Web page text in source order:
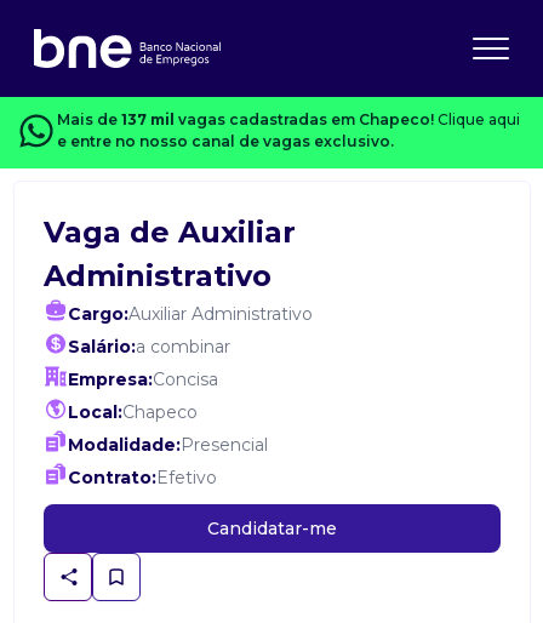
Mais de 137 mil vagas cadastradas em Chapeco! Clique aqui
e entre no nosso canal de vagas exclusivo.
Vaga de Auxiliar
Administrativo
Cargo:Auxiliar Administrativo
Salário:a combinar
Empresa:Concisa
Local:Chapeco
Modalidade:Presencial
Contrato:Efetivo
Candidatar-me